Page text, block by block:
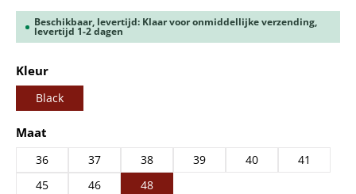
Beschikbaar, levertijd: Klaar voor onmiddellijke verzending,
levertijd 1-2 dagen
Selecteer
Kleur
Black
Selecteer
Maat
36 37 38 39 40
41
45
46 48